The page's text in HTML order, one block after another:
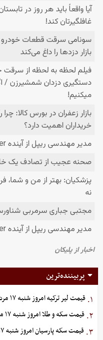
پربیننده‌ترین
۱. قیمت لیر ترکیه امروز شنبه ۱۷ مرداد ۱۴۰۵
۲. قیمت سکه و طلا امروز شنبه ۱۷ مرداد ۱۴۰۵
۳. قیمت سکه پارسیان امروز شنبه ۱۷ مرداد ۱۴۰۵